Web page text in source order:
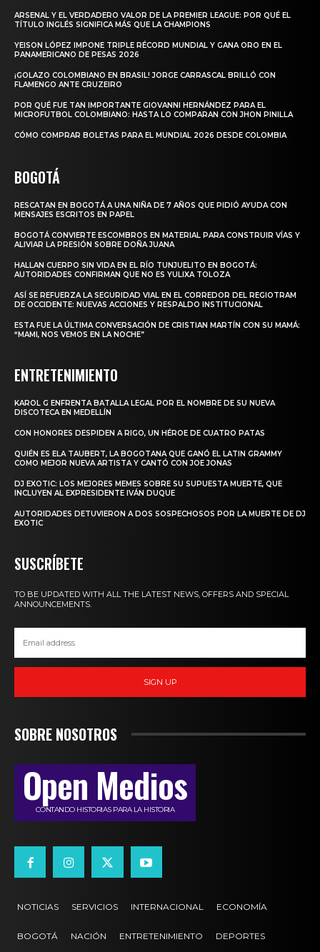
ARSENAL Y EL VERDADERO VALOR DE LA PREMIER LEAGUE: POR QUÉ EL
TÍTULO INGLÉS SIGNIFICA MÁS QUE LA CHAMPIONS
YEISON LÓPEZ IMPONE TRIPLE RÉCORD MUNDIAL Y GANA ORO EN EL
PANAMERICANO DE PESAS 2026
¡GOLAZO COLOMBIANO EN BRASIL! JORGE CARRASCAL BRILLÓ CON
FLAMENGO ANTE CRUZEIRO
POR QUÉ FUE TAN IMPORTANTE GIOVANNI HERNÁNDEZ PARA EL
MICROFUTBOL COLOMBIANO: HASTA LO COMPARAN CON JHON PINILLA
CÓMO COMPRAR BOLETAS PARA EL MUNDIAL 2026 DESDE COLOMBIA
BOGOTÁ
RESCATAN EN BOGOTÁ A UNA NIÑA DE 7 AÑOS QUE PIDIÓ AYUDA CON
MENSAJES ESCRITOS EN PAPEL
BOGOTÁ CONVIERTE ESCOMBROS EN MATERIAL PARA CONSTRUIR VÍAS Y
ALIVIAR LA PRESIÓN SOBRE DOÑA JUANA
HALLAN CUERPO SIN VIDA EN EL RÍO TUNJUELITO EN BOGOTÁ:
AUTORIDADES CONFIRMAN QUE NO ES YULIXA TOLOZA
ASÍ SE REFUERZA LA SEGURIDAD VIAL EN EL CORREDOR DEL REGIOTRAM
DE OCCIDENTE: NUEVAS ACCIONES Y RESPALDO INSTITUCIONAL
ESTA FUE LA ÚLTIMA CONVERSACIÓN DE CRISTIAN MARTÍN CON SU MAMÁ:
“MAMI, NOS VEMOS EN LA NOCHE”
ENTRETENIMIENTO
KAROL G ENFRENTA BATALLA LEGAL POR EL NOMBRE DE SU NUEVA
DISCOTECA EN MEDELLÍN
CON HONORES DESPIDEN A RIGO, UN HÉROE DE CUATRO PATAS
QUIÉN ES ELA TAUBERT, LA BOGOTANA QUE GANÓ EL LATIN GRAMMY
COMO MEJOR NUEVA ARTISTA Y CANTÓ CON JOE JONAS
DJ EXOTIC: LOS MEJORES MEMES SOBRE SU SUPUESTA MUERTE, QUE
INCLUYEN AL EXPRESIDENTE IVÁN DUQUE
AUTORIDADES DETUVIERON A DOS SOSPECHOSOS POR LA MUERTE DE DJ
EXOTIC
SUSCRÍBETE
TO BE UPDATED WITH ALL THE LATEST NEWS, OFFERS AND SPECIAL
ANNOUNCEMENTS.
SIGN UP
SOBRE NOSOTROS
Open Medios
CONTANDO HISTORIAS PARA LA HISTORIA
NOTICIAS SERVICIOS INTERNACIONAL ECONOMÍA
BOGOTÁ NACIÓN ENTRETENIMIENTO DEPORTES